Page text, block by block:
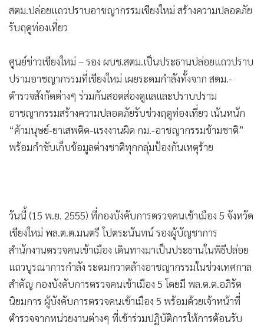
• Cyber BIZ
• ผู้จัดกวน
Good health & Well-being
•
Green Innovation & SD
•
Management & HR
• MGR Live
• Infographic
• การเมือง
• Special Scoop
• เศรษฐกิจ-ธุรกิจ
• จีน
• ชุมชน-คุณภาพชีวิต
• อาชญากรรม
• Motoring
สตม.ปล่อยแถวปราบอาชญากรรมเชียงใหม่ สร้างความปลอดภัย
รับฤดูท่องเที่ยว
ศูนย์ข่าวเชียงใหม่ – รอง ผบช.สตม.เป็นประธานปล่อยแถวปราบ
ปรามอาชญากรรมที่เชียงใหม่ เผยระดมกำลังทั้งจาก สตม.-
ตำรวจสังกัดต่างๆ ร่วมกันสอดส่องดูแลและปราบปราม
อาชญากรรมสร้างความปลอดภัยรับช่วงฤดูท่องเที่ยว เน้นหนัก
“ค้ามนุษย์-ยาเสพติด-แรงงานผิด กม.-อาชญากรรมข้ามชาติ”
พร้อมกำชับเก็บข้อมูลต่างชาติทุกกลุ่มป้องกันเหตุร้าย
วันนี้ (15 พ.ย. 2555) ที่กองบังคับการตรวจคนเข้าเมือง 5 จังหวัด
เชียงใหม่ พล.ต.ต.มนตรี โปตระนันทน์ รองผู้บัญชาการ
สำนักงานตรวจคนเข้าเมือง เดินทางมาเป็นประธานในพิธีปล่อย
แถวบูรณาการกำลัง ระดมกวาดล้างอาชญากรรมในช่วงเทศกาล
สำคัญ กองบังคับการตรวจคนเข้าเมือง 5 โดยมี พล.ต.ต.อภิรัต
นิยมการ ผู้บังคับการตรวจคนเข้าเมือง 5 พร้อมด้วยเจ้าหน้าที่
ตำรวจจากหน่วยงานต่างๆ ที่เข้าร่วมปฏิบัติการให้การต้อนรับ